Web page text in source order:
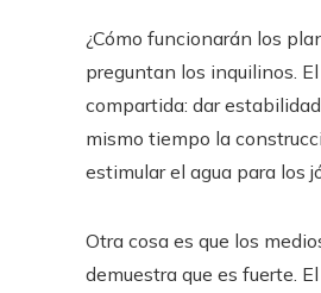
¿Cómo funcionarán los
preguntan los inquilinos.
compartida: dar
mismo tiempo la
estimular el agua para los
Otra cosa es que los
demuestra que es fuerte.